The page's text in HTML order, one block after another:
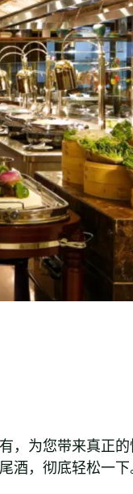
，为您带来真正
酒，彻底轻松一下